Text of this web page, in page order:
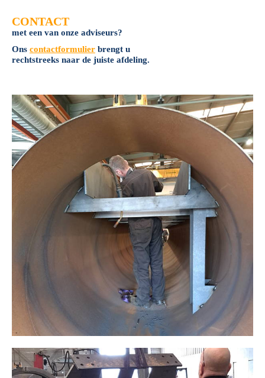
CONTACT
met een van onze adviseurs?
Ons contactformulier brengt u
rechtstreeks naar de juiste afdeling.